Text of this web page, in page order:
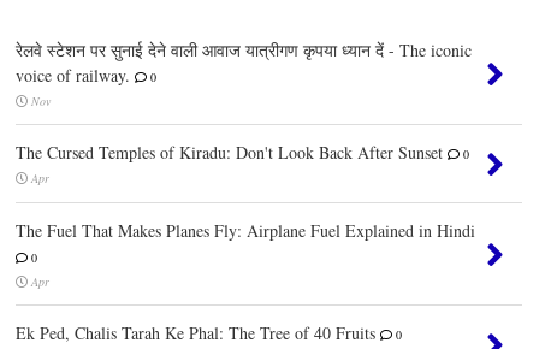
रेलवे स्टेशन पर सुनाई देने वाली आवाज यात्रीगण कृपया ध्यान दें - The iconic
voice of railway.
0
Nov
The Cursed Temples of Kiradu: Don't Look Back After Sunset
0
Apr
The Fuel That Makes Planes Fly: Airplane Fuel Explained in Hindi
0
Apr
Ek Ped, Chalis Tarah Ke Phal: The Tree of 40 Fruits 0